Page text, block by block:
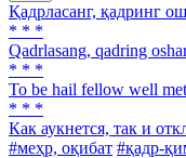
Қадрласанг, қадринг
* * *
Qadrlasang, qadring
* * *
To be hail fellow well
* * *
Как аукнется, так и
#меҳр, оқибат #қадр-